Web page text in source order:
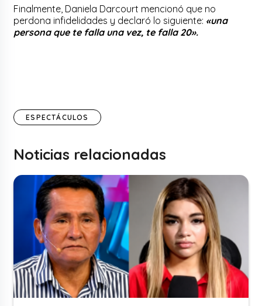
Finalmente, Daniela Darcourt mencionó que no
perdona infidelidades y declaró lo siguiente: «una
persona que te falla una vez, te falla 20».
ESPECTÁCULOS
Noticias relacionadas